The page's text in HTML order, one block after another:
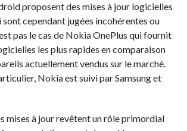
proposent des mises à jour logicielles
cependant jugées incohérentes ou
pas le cas de Nokia OnePlus qui fournit
les plus rapides en comparaison
actuellement vendus sur le marché.
Nokia est suivi par Samsung et
mises à jour revêtent un rôle primordial